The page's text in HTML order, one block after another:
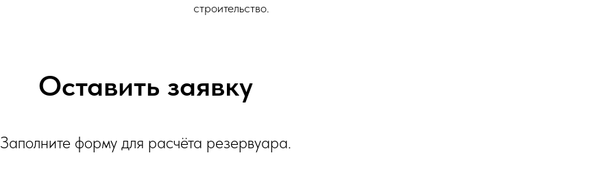
строительство.
Оставить заявку
Заполните форму для расчёта резервуара.